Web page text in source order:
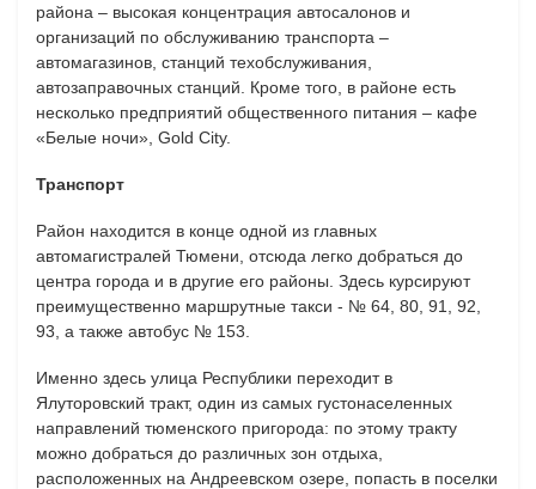
района – высокая концентрация автосалонов и
организаций по обслуживанию транспорта –
автомагазинов, станций техобслуживания,
автозаправочных станций. Кроме того, в районе есть
несколько предприятий общественного питания – кафе
«Белые ночи», Gold City.
Транспорт
Район находится в конце одной из главных
автомагистралей Тюмени, отсюда легко добраться до
центра города и в другие его районы. Здесь курсируют
преимущественно маршрутные такси - № 64, 80, 91, 92,
93, а также автобус № 153.
Именно здесь улица Республики переходит в
Ялуторовский тракт, один из самых густонаселенных
направлений тюменского пригорода: по этому тракту
можно добраться до различных зон отдыха,
расположенных на Андреевском озере, попасть в поселки